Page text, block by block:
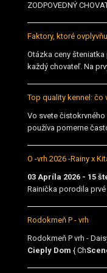
ZODPOVEDNÝ
Faktory, ktoré
Otázka ceny
každý chovateľ. Na
Top quality kennel:
Vo svete
používa pomerne
O -vrh 2026 -Rainy x
03 Apríla 2026 - 15
Rainička porodila
Rodokmeň P - vrh
Rodokmeň P vrh -
Cieply Dom { Ch